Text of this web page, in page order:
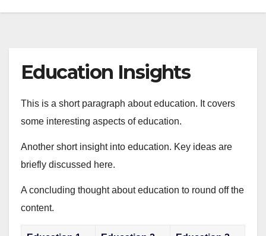
Education Insights
This is a short paragraph about education. It covers
some interesting aspects of education.
Another short insight into education. Key ideas are
briefly discussed here.
A concluding thought about education to round off the
content.